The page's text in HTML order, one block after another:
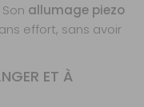
allumage piezo
effort, sans avoir
ET À